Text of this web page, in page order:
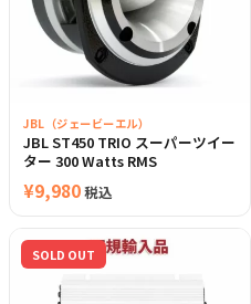
JBL（ジェービーエル）
JBL ST450 TRIO スーパーツイー
ター 300 Watts RMS
¥9,980税込
SOLD OUT